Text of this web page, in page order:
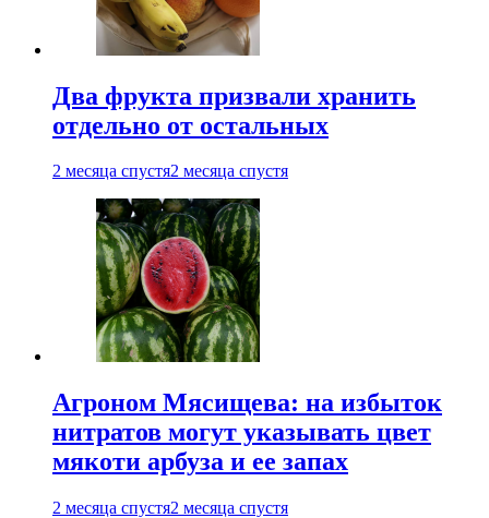
Два фрукта призвали хранить
отдельно от остальных
2 месяца спустя2 месяца спустя
Агроном Мясищева: на избыток
нитратов могут указывать цвет
мякоти арбуза и ее запах
2 месяца спустя2 месяца спустя